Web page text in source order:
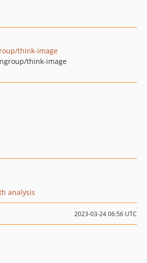
think-image
think-image
analysis
2023-03-24 06:56 UTC